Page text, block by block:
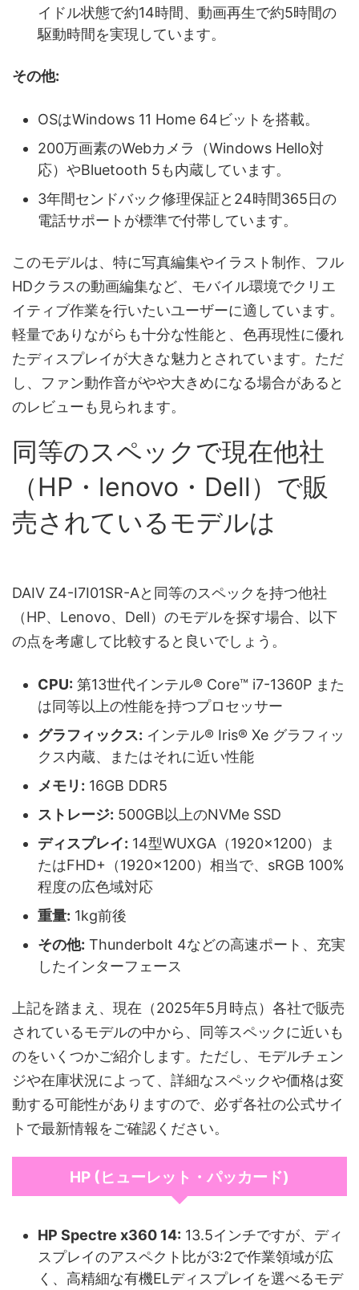
イドル状態で約14時間、動画再生で約5時間の
駆動時間を実現しています。
その他:
OSはWindows 11 Home 64ビットを搭載。
200万画素のWebカメラ（Windows Hello対
応）やBluetooth 5も内蔵しています。
3年間センドバック修理保証と24時間365日の
電話サポートが標準で付帯しています。
このモデルは、特に写真編集やイラスト制作、フル
HDクラスの動画編集など、モバイル環境でクリエ
イティブ作業を行いたいユーザーに適しています。
軽量でありながらも十分な性能と、色再現性に優れ
たディスプレイが大きな魅力とされています。ただ
し、ファン動作音がやや大きめになる場合があると
のレビューも見られます。
同等のスペックで現在他社
（HP・lenovo・Dell）で販
売されているモデルは
DAIV Z4-I7I01SR-Aと同等のスペックを持つ他社
（HP、Lenovo、Dell）のモデルを探す場合、以下
の点を考慮して比較すると良いでしょう。
CPU: 第13世代インテル® Core™ i7-1360P また
は同等以上の性能を持つプロセッサー
グラフィックス: インテル® Iris® Xe グラフィッ
クス内蔵、またはそれに近い性能
メモリ: 16GB DDR5
ストレージ: 500GB以上のNVMe SSD
ディスプレイ: 14型WUXGA（1920×1200）ま
たはFHD+（1920×1200）相当で、sRGB 100%
程度の広色域対応
重量: 1kg前後
その他: Thunderbolt 4などの高速ポート、充実
したインターフェース
上記を踏まえ、現在（2025年5月時点）各社で販売
されているモデルの中から、同等スペックに近いも
のをいくつかご紹介します。ただし、モデルチェン
ジや在庫状況によって、詳細なスペックや価格は変
動する可能性がありますので、必ず各社の公式サイ
トで最新情報をご確認ください。
HP (ヒューレット・パッカード)
HP Spectre x360 14: 13.5インチですが、ディ
スプレイのアスペクト比が3:2で作業領域が広
く、高精細な有機ELディスプレイを選べるモデ